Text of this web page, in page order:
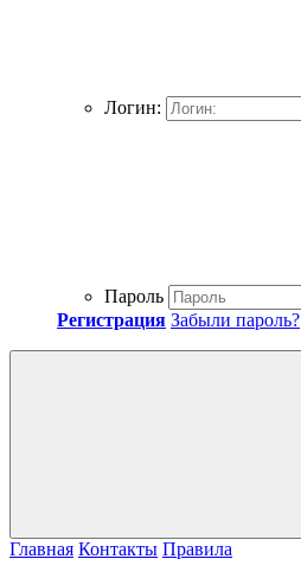
Логин:
Пароль
Регистрация Забыли пароль?
Главная Контакты Правила